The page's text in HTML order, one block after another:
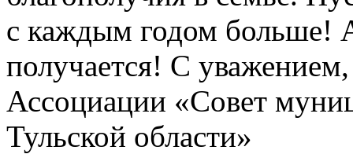
с каждым годом больше!
получается! С
Ассоциации «Совет
Тульской области»